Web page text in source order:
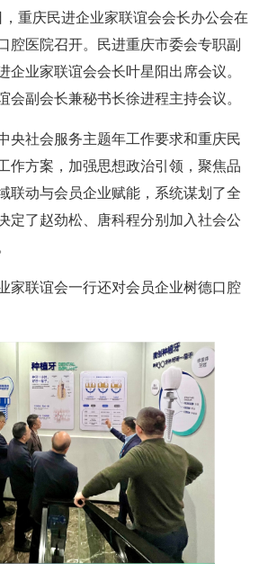
，重庆民进企业家联谊会会长办公会在
腔医院召开。民进重庆市委会专职副
企业家联谊会会长叶星阳出席会议。
会副会长兼秘书长徐进程主持会议。
央社会服务主题年工作要求和重庆民
作方案，加强思想政治引领，聚焦品
联动与会员企业赋能，系统谋划了全
定了赵劲松、唐科程分别加入社会公
家联谊会一行还对会员企业树德口腔